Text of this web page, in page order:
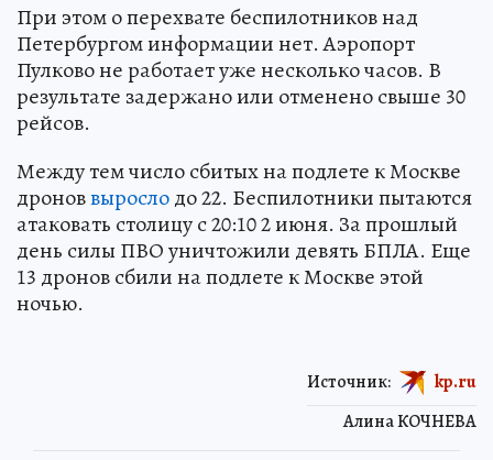
При этом о перехвате беспилотников над
Петербургом информации нет. Аэропорт
Пулково не работает уже несколько часов. В
результате задержано или отменено свыше 30
рейсов.
Между тем число сбитых на подлете к Москве
дроноввырослодо 22. Беспилотники пытаются
атаковать столицу с 20:10 2 июня. За прошлый
день силы ПВО уничтожили девять БПЛА. Еще
13 дронов сбили на подлете к Москве этой
ночью.
Алина КОЧНЕВА
Источник: kp.ru